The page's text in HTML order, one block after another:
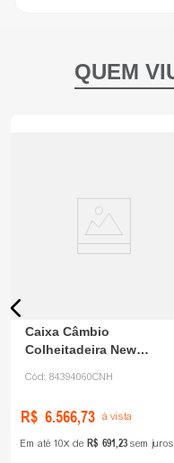
Caixa Câmbio
Colheitadeira New
Cód: 84394060CNH
R$ 6.566,73 à vista
Em até 10 de R$ 691 23 sem juros